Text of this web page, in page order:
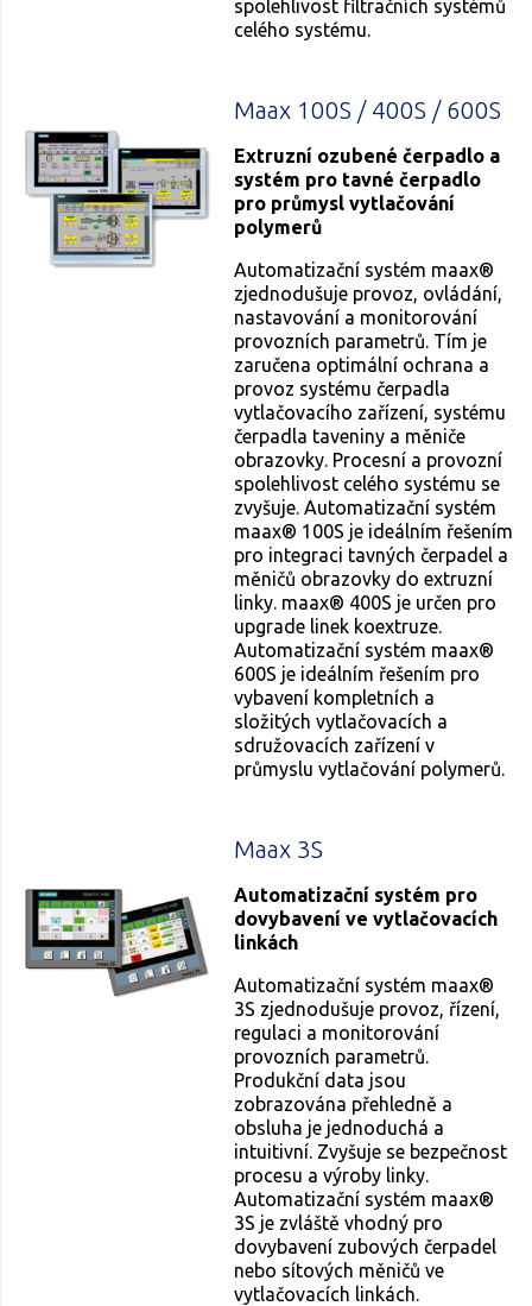
spolehlivost filtračních systémů
celého systému.
Maax 100S / 400S / 600S
Extruzní ozubené čerpadlo a
systém pro tavné čerpadlo
pro průmysl vytlačování
polymerů
Automatizační systém maax®
zjednodušuje provoz, ovládání,
nastavování a monitorování
provozních parametrů. Tím je
zaručena optimální ochrana a
provoz systému čerpadla
vytlačovacího zařízení, systému
čerpadla taveniny a měniče
obrazovky. Procesní a provozní
spolehlivost celého systému se
zvyšuje. Automatizační systém
maax® 100S je ideálním řešením
pro integraci tavných čerpadel a
měničů obrazovky do extruzní
linky. maax® 400S je určen pro
upgrade linek koextruze.
Automatizační systém maax®
600S je ideálním řešením pro
vybavení kompletních a
složitých vytlačovacích a
sdružovacích zařízení v
průmyslu vytlačování polymerů.
Maax 3S
Automatizační systém pro
dovybavení ve vytlačovacích
linkách
Automatizační systém maax®
3S zjednodušuje provoz, řízení,
regulaci a monitorování
provozních parametrů.
Produkční data jsou
zobrazována přehledně a
obsluha je jednoduchá a
intuitivní. Zvyšuje se bezpečnost
procesu a výroby linky.
Automatizační systém maax®
3S je zvláště vhodný pro
dovybavení zubových čerpadel
nebo sítových měničů ve
vytlačovacích linkách.